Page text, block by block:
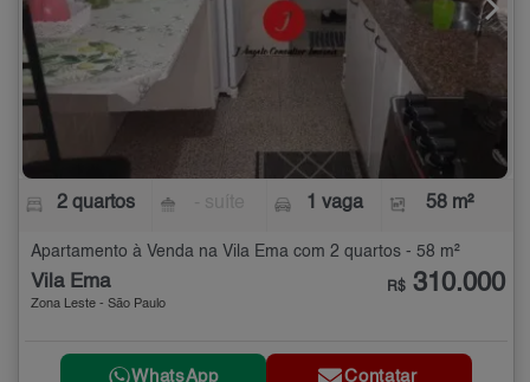
2 quartos 1 vaga 58 m²
Apartamento à Venda na Vila Ema com 2 quartos - 58 m²
Vila Ema
Zona Leste - São Paulo
R$ 310.000
WhatsApp Contatar